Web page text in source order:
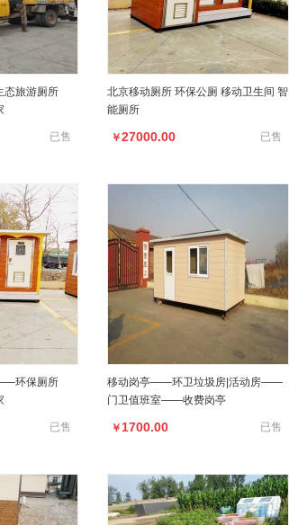
旅游厕所
已售
北京移动厕所 环保公厕 移动卫生间 智
能厕所
￥27000.00 已售
环保厕所
已售
移动岗亭——环卫垃圾房|活动房——
门卫值班室——收费岗亭
￥ 1700.00 已售